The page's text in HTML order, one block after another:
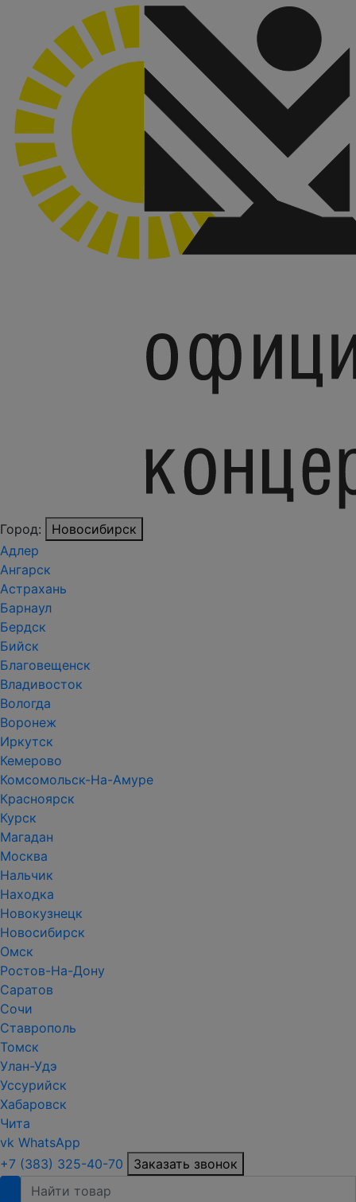
Город:
Новосибирск
Адлер
Ангарск
Астрахань
Барнаул
Бердск
Бийск
Благовещенск
Владивосток
Вологда
Воронеж
Иркутск
Кемерово
Комсомольск-На-Амуре
Красноярск
Курск
Магадан
Москва
Нальчик
Находка
Новокузнецк
Новосибирск
Омск
Ростов-На-Дону
Саратов
Сочи
Ставрополь
Томск
Улан-Удэ
Уссурийск
Хабаровск
Чита
vk WhatsApp
+7 (383) 325-40-70
Заказать звонок